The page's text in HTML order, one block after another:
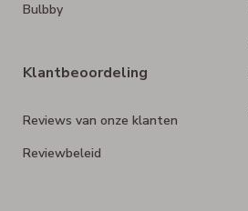
Bulbby
Klantbeoordeling
Reviews van onze klanten
Reviewbeleid